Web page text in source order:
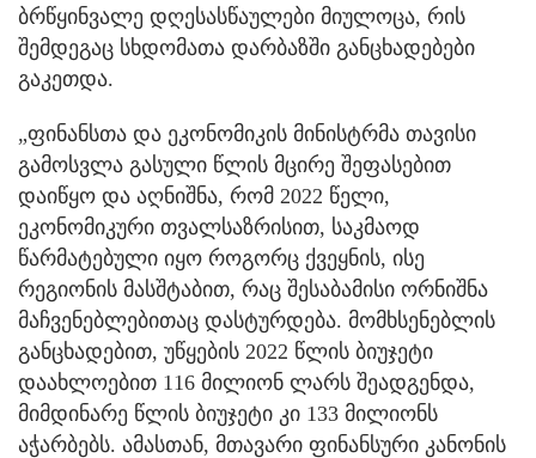
ბრწყინვალე დღესასწაულები მიულოცა, რის
შემდეგაც სხდომათა დარბაზში განცხადებები
გაკეთდა.
„ფინანსთა და ეკონომიკის მინისტრმა თავისი
გამოსვლა გასული წლის მცირე შეფასებით
დაიწყო და აღნიშნა, რომ 2022 წელი,
ეკონომიკური თვალსაზრისით, საკმაოდ
წარმატებული იყო როგორც ქვეყნის, ისე
რეგიონის მასშტაბით, რაც შესაბამისი ორნიშნა
მაჩვენებლებითაც დასტურდება. მომხსენებლის
განცხადებით, უწყების 2022 წლის ბიუჯეტი
დაახლოებით 116 მილიონ ლარს შეადგენდა,
მიმდინარე წლის ბიუჯეტი კი 133 მილიონს
აჭარბებს. ამასთან, მთავარი ფინანსური კანონის